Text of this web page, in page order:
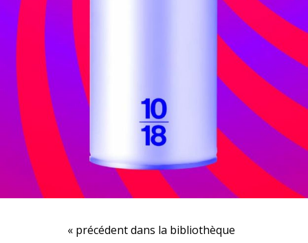
« précédent dans la bibliothèque